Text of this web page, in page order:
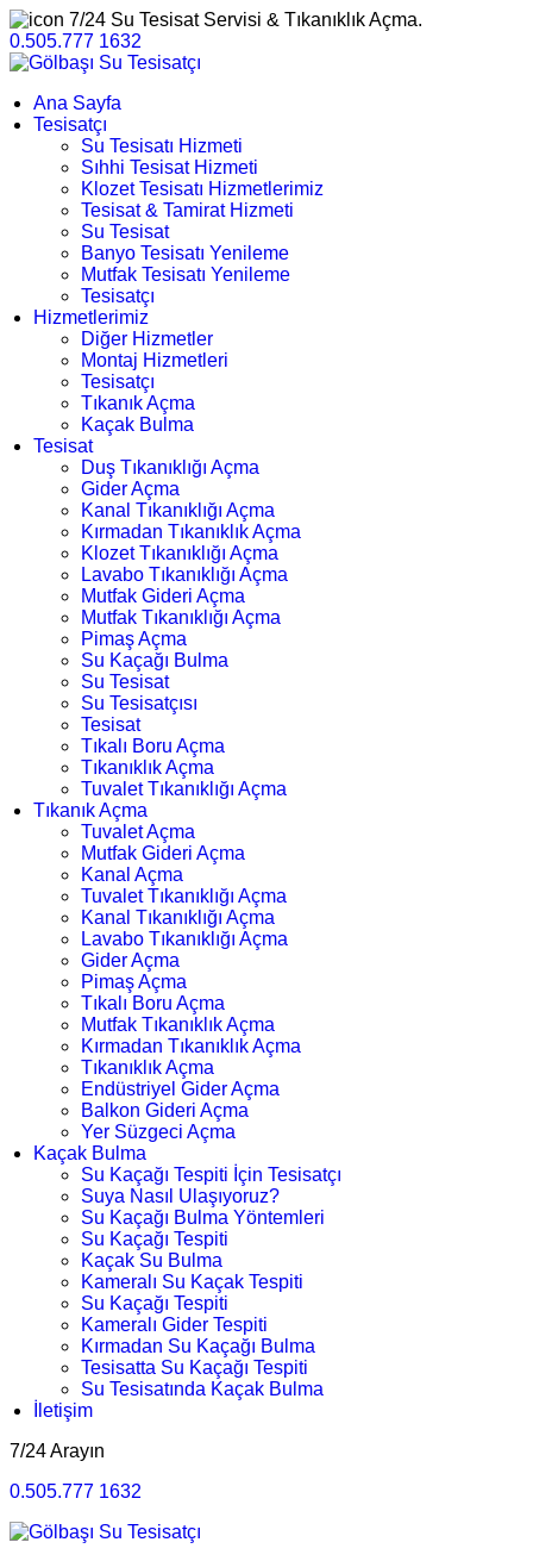
7/24 Su Tesisat Servisi & Tıkanıklık Açma.
0.505.777 1632
Ana Sayfa
Tesisatçı
Su Tesisatı Hizmeti
Sıhhi Tesisat Hizmeti
Klozet Tesisatı Hizmetlerimiz
Tesisat & Tamirat Hizmeti
Su Tesisat
Banyo Tesisatı Yenileme
Mutfak Tesisatı Yenileme
Tesisatçı
Hizmetlerimiz
Diğer Hizmetler
Montaj Hizmetleri
Tesisatçı
Tıkanık Açma
Kaçak Bulma
Tesisat
Duş Tıkanıklığı Açma
Gider Açma
Kanal Tıkanıklığı Açma
Kırmadan Tıkanıklık Açma
Klozet Tıkanıklığı Açma
Lavabo Tıkanıklığı Açma
Mutfak Gideri Açma
Mutfak Tıkanıklığı Açma
Pimaş Açma
Su Kaçağı Bulma
Su Tesisat
Su Tesisatçısı
Tesisat
Tıkalı Boru Açma
Tıkanıklık Açma
Tuvalet Tıkanıklığı Açma
Tıkanık Açma
Tuvalet Açma
Mutfak Gideri Açma
Kanal Açma
Tuvalet Tıkanıklığı Açma
Kanal Tıkanıklığı Açma
Lavabo Tıkanıklığı Açma
Gider Açma
Pimaş Açma
Tıkalı Boru Açma
Mutfak Tıkanıklık Açma
Kırmadan Tıkanıklık Açma
Tıkanıklık Açma
Endüstriyel Gider Açma
Balkon Gideri Açma
Yer Süzgeci Açma
Kaçak Bulma
Su Kaçağı Tespiti İçin Tesisatçı
Suya Nasıl Ulaşıyoruz?
Su Kaçağı Bulma Yöntemleri
Su Kaçağı Tespiti
Kaçak Su Bulma
Kameralı Su Kaçak Tespiti
Su Kaçağı Tespiti
Kameralı Gider Tespiti
Kırmadan Su Kaçağı Bulma
Tesisatta Su Kaçağı Tespiti
Su Tesisatında Kaçak Bulma
İletişim
7/24 Arayın
0.505.777 1632